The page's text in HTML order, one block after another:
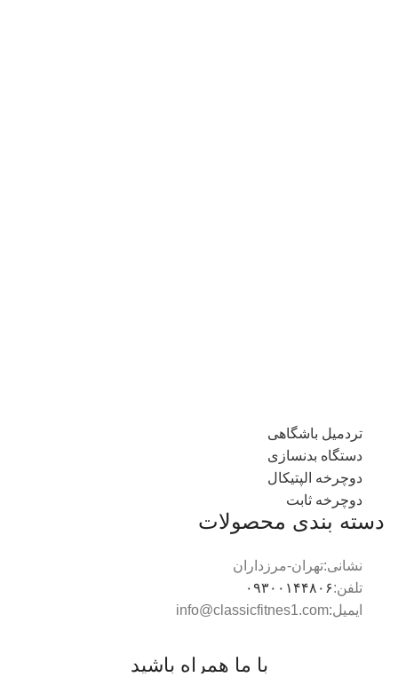
تردمیل باشگاهی
دستگاه بدنسازی
دوچرخه الپتیکال
دوچرخه ثابت
دسته بندی محصولات
نشانی:تهران-مرزداران
تلفن:۰۹۳۰۰۱۴۴۸۰۶
ایمیل:info@classicfitnes1.com
با ما همراه باشید